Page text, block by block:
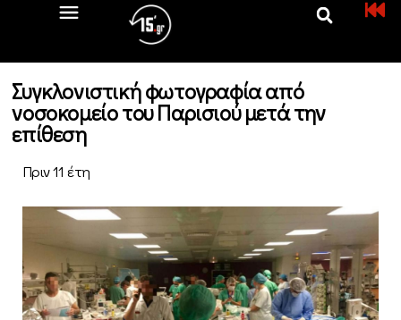
Συγκλονιστική φωτογραφία από
νοσοκομείο του Παρισιού μετά την
επίθεση
Πριν 11 έτη